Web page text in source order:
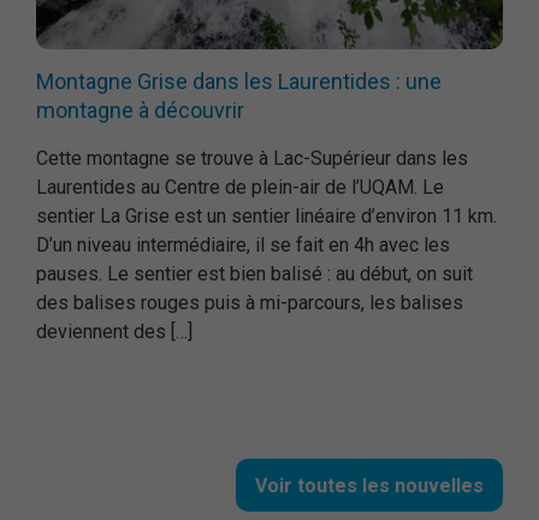
Montagne Grise dans les Laurentides : une
montagne à découvrir
Cette montagne se trouve à Lac-Supérieur dans les
Laurentides au Centre de plein-air de l’UQAM. Le
sentier La Grise est un sentier linéaire d’environ 11 km.
D’un niveau intermédiaire, il se fait en 4h avec les
pauses. Le sentier est bien balisé : au début, on suit
des balises rouges puis à mi-parcours, les balises
deviennent des […]
Voir toutes les nouvelles